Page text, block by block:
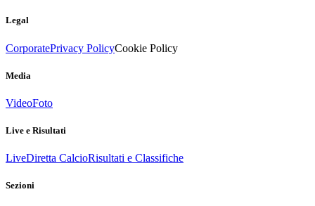
Legal
CorporatePrivacy PolicyCookie Policy
Media
VideoFoto
Live e Risultati
LiveDiretta CalcioRisultati e Classifiche
Sezioni